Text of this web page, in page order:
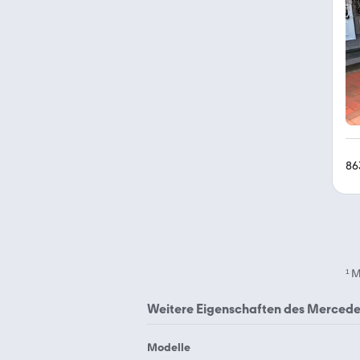
¹
Weitere Eigenschaften des
Modelle